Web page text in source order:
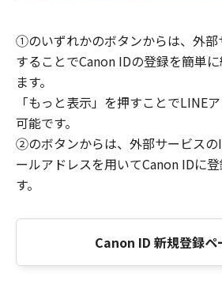
①のいずれかのボタンからは、外部
することでCanon IDの登録を簡単
ます。
「もっと表示」を押すことでLINE
可能です。
②のボタンからは、外部サービスの
ールアドレスを用いてCanon IDに
す。
Canon ID 新規登録ペ